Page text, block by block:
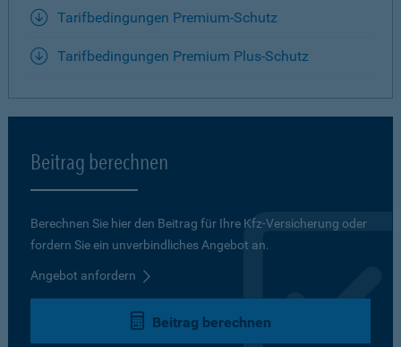
Tarifbedingungen Premium-Schutz
Tarifbedingungen Premium Plus-Schutz
Beitrag berechnen
Berechnen Sie hier den Beitrag für Ihre Kfz-Versicherung oder
fordern Sie ein unverbindliches Angebot an.
Angebot anfordern
Beitrag berechnen